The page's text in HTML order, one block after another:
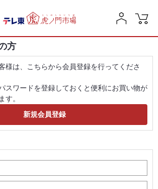
方
様は、こちらから会員登録を行ってくださ
スワードを登録しておくと便利にお買い物が
す。